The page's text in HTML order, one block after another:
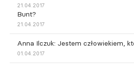
21.04.2017
Bunt?
21.04.2017
Anna Ilczuk: Jestem człowiekiem,
01.04.2017